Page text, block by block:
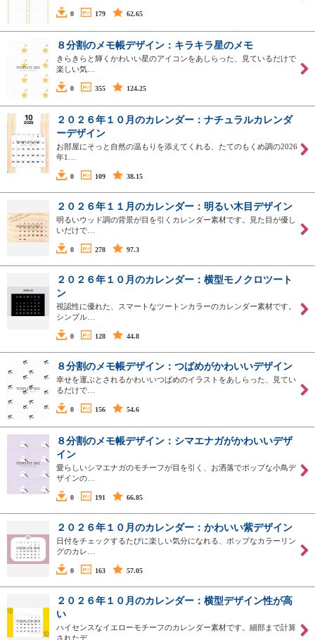
0 179 62.65
８分割のメモ帳デザイン：キラキラ星のメモ
きらきらと輝くかわいい星のアイコンをあしらった、見ているだけで
楽しい気…
0 355 124.25
２０２６年１０月のカレンダー：ナチュラルカレンダ
ーデザイン
お部屋にそっと自然の温もりを添えてくれる、たてのもくめ調の2026
年1…
0 109 38.15
２０２６年１１月のカレンダー：明るい木目デザイン
明るいウッド調の背景が目を引くカレンダー素材です。見た目が優し
いだけで…
0 278 97.3
２０２６年１０月のカレンダー：横型モノクロツート
ン
視認性に優れた、スマートなツートンカラーのカレンダー素材です。
シンプル…
0 128 44.8
８分割のメモ帳デザイン：つばめがかわいいデザイン
幸せを運ぶとされるかわいいつばめのイラストをあしらった、見てい
るだけで…
0 156 54.6
８分割のメモ帳デザイン：シマエナガがかわいいデザ
イン
愛らしいシマエナガのモチーフが目を引く、お洒落でポップな小鳥デ
ザインの…
0 191 66.85
２０２６年１０月のカレンダー：かわいい紫デザイン
日付をチェックするたびに楽しい気分になれる、ポップなカラーリン
グのカレ…
0 163 57.05
２０２６年１０月のカレンダー：横型デザイン性が高
い
ハイセンスなイエローモチーフのカレンダー素材です。細部まで計算
されたデ…